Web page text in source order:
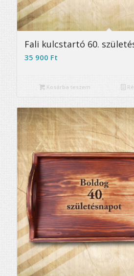
Fali kulcstartó 60.
35 900 Ft
Kosárba teszem